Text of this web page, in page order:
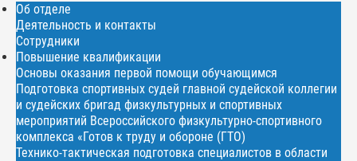
Об отделе
Деятельность и контакты
Сотрудники
Повышение квалификации
Основы оказания первой помощи обучающимся
Подготовка спортивных судей главной судейской коллегии
и судейских бригад физкультурных и спортивных
мероприятий Всероссийского физкультурно-спортивного
комплекса «Готов к труду и обороне (ГТО)
Технико-тактическая подготовка специалистов в области